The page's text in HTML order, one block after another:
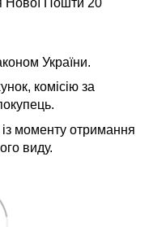
Нової Пошти 20
України.
комісію за
моменту отримання
виду.